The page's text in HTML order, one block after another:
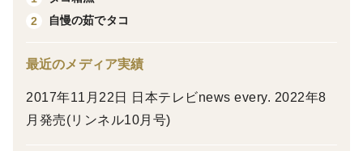
2
自慢の茹でタコ
最近のメディア実績
2017年11月22日 日本テレビnews every. 2022年8
月発売(リンネル10月号)